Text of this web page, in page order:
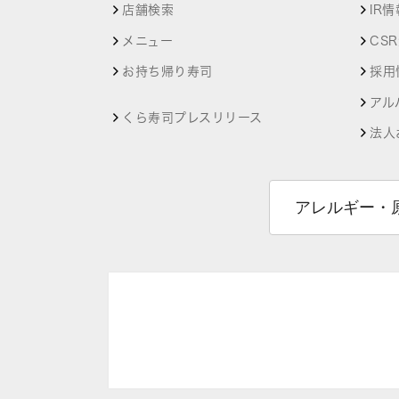
店舗検索
メニュー
お持ち帰り寿司
くら寿司プレスリリース
IR
採用
アル
法人
アレルギー・